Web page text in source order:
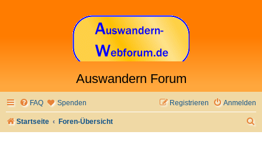
Auswandern Forum
FAQ Spenden Anmelden
Registrieren
Startseite Foren-Übersicht